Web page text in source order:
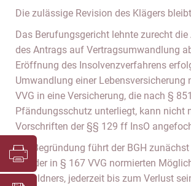
Die zulässige Revision des Klägers
Das Berufungsgericht lehnte zurecht
des Antrags auf Vertragsumwandlung
Eröffnung des Insolvenzverfahrens
Umwandlung einer Lebensversicherung
VVG in eine Versicherung, die nach §
Pfändungsschutz unterliegt, kann nicht
Vorschriften der §§ 129 ff InsO
Zur Begründung führt der BGH
aus der in § 167 VVG normierten
Schuldners, jederzeit bis zum Verlust